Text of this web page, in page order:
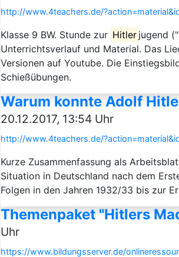
http://www.4teachers.de/
Klasse 9 BW. Stunde zur Hitler jugend
Unterrichtsverlauf und Material. Das
Versionen auf Youtube. Die
Schießübungen.
Warum konnte Adolf
20.12.2017, 13:54 Uhr
http://www.4teachers.de/
Kurze Zusammenfassung als
Situation in Deutschland nach dem
Folgen in den Jahren 1932/33 bis zur
Themenpaket "Hitlers
Uhr
https://www.bildungsserver.de/